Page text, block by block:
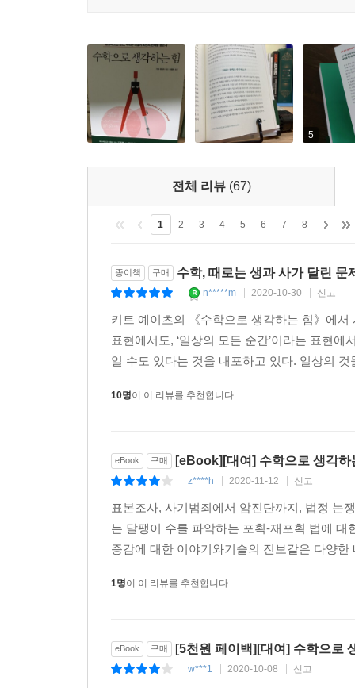
1장 〈눈 깜짝할 사이에 변해버린 세상〉에서는
성장하는 방식, 은행에 넣어둔 돈이 아주 느리게
감각의 필요를 살핀다.
2장 〈암 진단을 받고도 침착을 유지하려면〉에
수 있는지를 살피며, 의학적 판단에 수학적 기준을
3장 〈수학으로 만들어낸 유죄〉는 추리 소설처
받은 한 여성의 억울한 옥살이는 오류투성이 확
오류 등을 살필 것이다.
편향, 통계 수치를 교란하는 평균으로의 회귀 등을
5장 〈잘못된 자리와 잘못된 시간〉은 수
사건들에서부터, 고대 문명에서부터 수 체계가
6장 〈도무지 끝나지 않는 최적화〉에서는 구글
숨은 수학을 살펴본다. 자연에서 가장 유명한
7장 〈팬데믹 시대, 수학은 어떻게 무기가 되는
전염병에 걸렸을 때 집에서 쉬는 것이 실제 질
기업들이 병가 정책에 꼭 반영해야 할 기준을 제시
심지어 ‘수학을 증오하는 사람들의 모임’에서
수다에 즐겁게 동참하게 될 것이다.
5
전체 리뷰 (67)
1 2 3 4 5 6 7 8
종이책 구매 수학, 때로는 생과 사가 달린 문
n*****m 2020-10-30 신고
키트 예이츠의 《수학으로 생각하는 힘》에서
표현에서도, ‘일상의 모든 순간’이라는 표현
일 수도 있다는 것을 내포하고 있다. 일상의
10명이 이 리뷰를 추천합니다.
eBook 구매 [eBook][대여] 수학으로 생각하
z****h 2020-11-12 신고
표본조사, 사기범죄에서 암진단까지, 법정 논
는 달팽이 수를 파악하는 포획-재포획 법에
증감에 대한 이야기와기술의 진보같은 다양
1명이 이 리뷰를 추천합니다.
eBook 구매 [5천원 페이백][대여] 수학으로
w***1 2020-10-08 신고